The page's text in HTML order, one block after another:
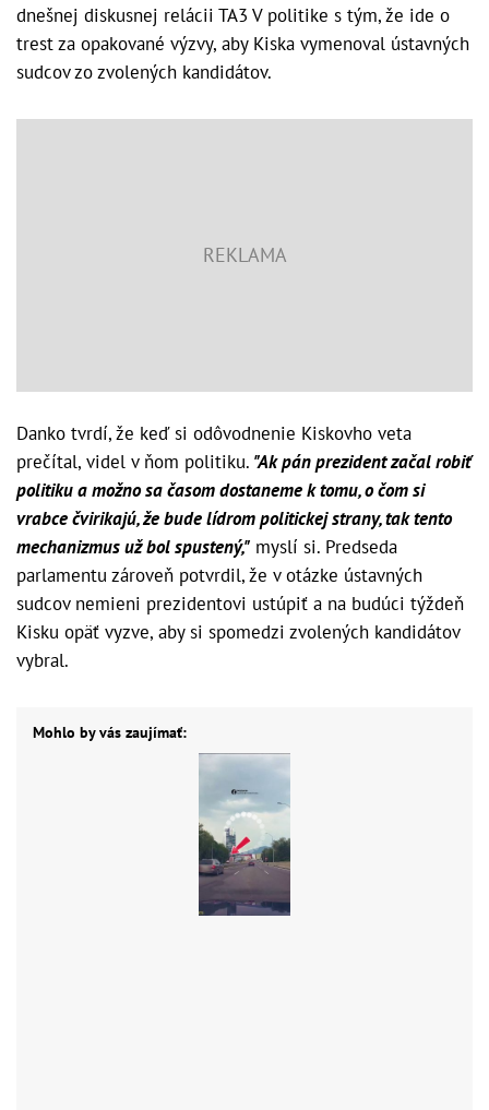
dnešnej diskusnej relácii TA3 V politike s tým, že ide o
trest za opakované výzvy, aby Kiska vymenoval ústavných
sudcov zo zvolených kandidátov.
Danko tvrdí, že keď si odôvodnenie Kiskovho veta
prečítal, videl v ňom politiku. "Ak pán prezident začal robiť
politiku a možno sa časom dostaneme k tomu, o čom si
vrabce čvirikajú, že bude lídrom politickej strany, tak tento
mechanizmus už bol spustený," myslí si. Predseda
parlamentu zároveň potvrdil, že v otázke ústavných
sudcov nemieni prezidentovi ustúpiť a na budúci týždeň
Kisku opäť vyzve, aby si spomedzi zvolených kandidátov
vybral.
Mohlo by vás zaujímať: